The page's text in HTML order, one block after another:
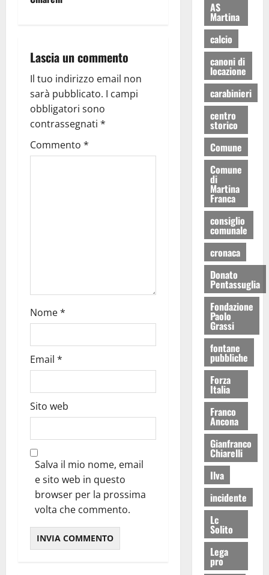
Lascia un commento
Il tuo indirizzo email non
sarà pubblicato. I campi
obbligatori sono
contrassegnati *
Commento *
Nome*
Email *
Sito web
Salva il mio nome, email
e sito web in questo
browser per la prossima
volta che commento.
AS
Martina
calcio
canoni di
locazione
carabinieri
centro
storico
Comune
Comune
di
Martina
Franca
consiglio
comunale
cronaca
Donato
Pentassuglia
Fondazione
Paolo
Grassi
fontane
pubbliche
Forza
Italia
Franco
Ancona
Gianfranco
Chiarelli
Ilva
incidente
Lc
Solito
Lega
pro